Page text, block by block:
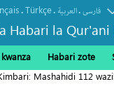
.Türkçe. العربیة.فارسی
Habari la
Habari zote
Mashahidi 112